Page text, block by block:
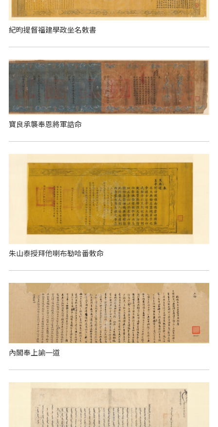
紀昀提督福建學政坐名敕書
寶良承襲奉恩將軍誥命
朱山泰授拜他喇布勒哈番敕命
內閣奉上諭一道